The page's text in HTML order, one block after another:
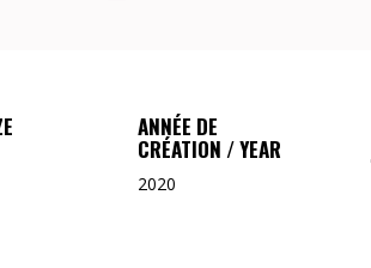
ANNÉE DE
CRÉATION / YEAR
2020